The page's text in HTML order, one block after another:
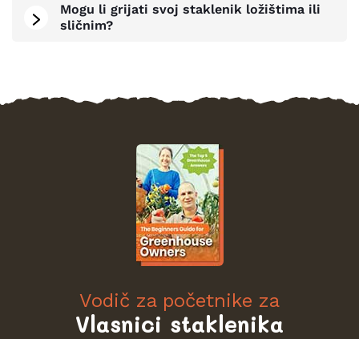
Mogu li grijati svoj staklenik ložištima ili
sličnim?
Vodič za početnike za
Vlasnici staklenika